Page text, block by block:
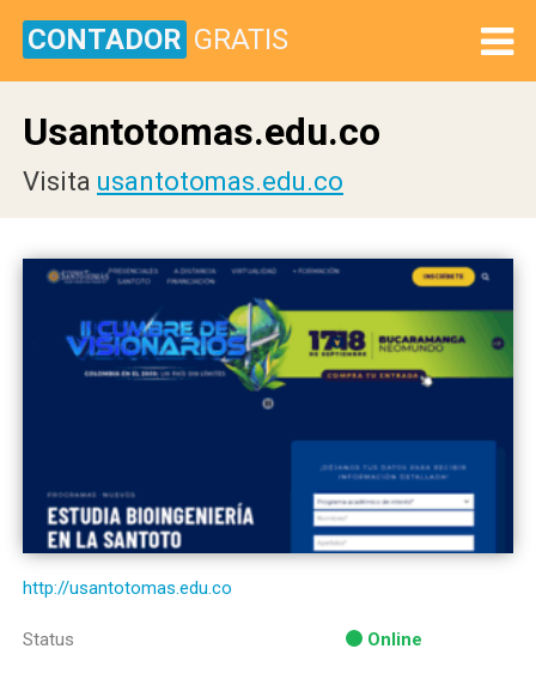
CONTADOR GRATIS
Usantotomas.edu.co
Visita usantotomas.edu.co
http://usantotomas.edu.co
Status Online